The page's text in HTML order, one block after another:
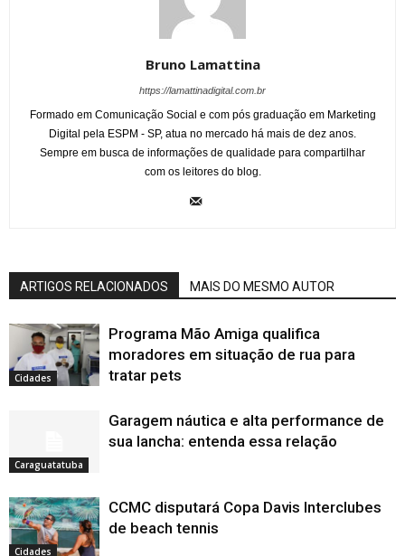
Bruno Lamattina
https://lamattinadigital.com.br
Formado em Comunicação Social e com pós graduação em Marketing
Digital pela ESPM - SP, atua no mercado há mais de dez anos.
Sempre em busca de informações de qualidade para compartilhar
com os leitores do blog.
ARTIGOS RELACIONADOS MAIS DO MESMO AUTOR
Cidades
Programa Mão Amiga qualifica
moradores em situação de rua para
tratar pets
Caraguatatuba
Garagem náutica e alta performance de
sua lancha: entenda essa relação
Cidades
CCMC disputará Copa Davis Interclubes
de beach tennis